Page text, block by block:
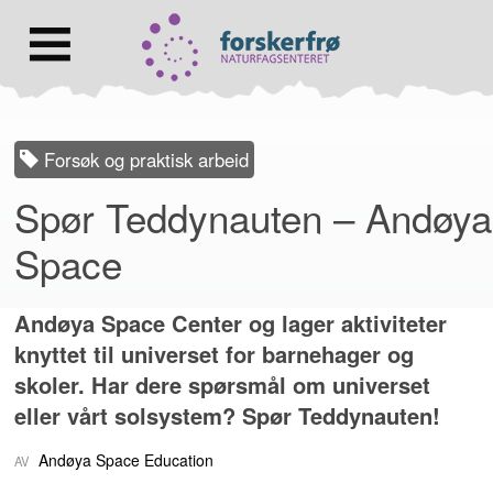
Hovedmeny
til
forsiden
Forsøk og praktisk arbeid
Spør Teddynauten – Andøya
Space
Andøya Space Center og lager aktiviteter
knyttet til universet for barnehager og
skoler. Har dere spørsmål om universet
eller vårt solsystem? Spør Teddynauten!
Andøya Space Education